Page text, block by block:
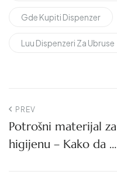
Gde Kupiti Dispenzer
Luu Dispenzeri Za Ubruse
PREV
Potrošni materijal za
higijenu – Kako da ga